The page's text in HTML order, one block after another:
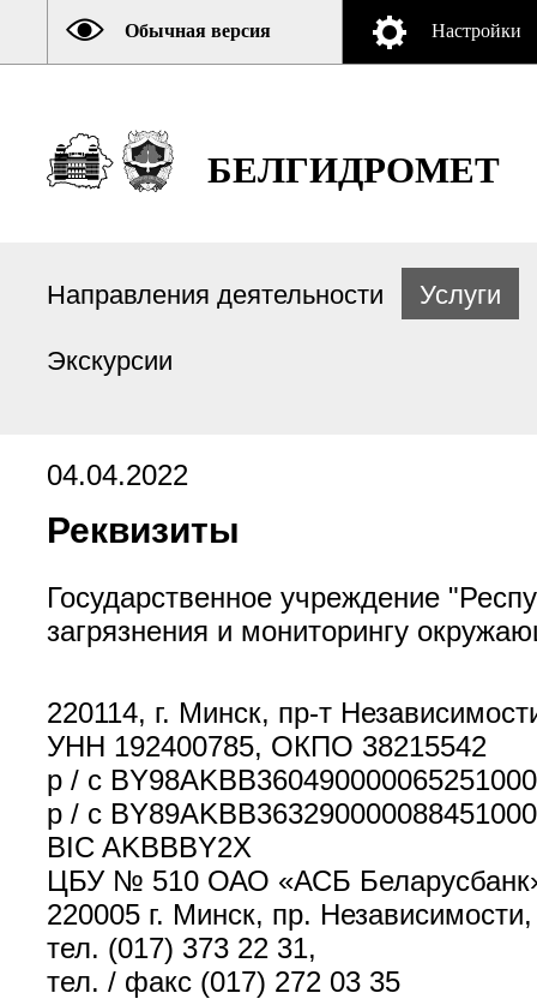
Обычная версия Настройки
БЕЛГИДРОМЕТ
Направления деятельности Услуги
Экскурсии
04.04.2022
Реквизиты
Государственное учреждение
загрязнения и мониторингу
220114, г. Минск, пр-т
УНН 192400785, ОКПО 38215542
р / с
р / с
BIC AKBBBY2Х
ЦБУ № 510 ОАО «АСБ
220005 г. Минск, пр.
тел. (017) 373 22 31,
тел. / факс (017) 272 03 35